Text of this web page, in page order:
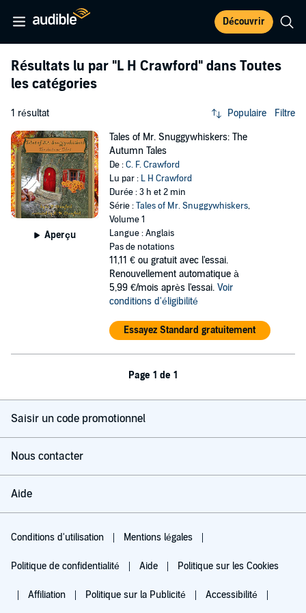
Découvrir
Résultats lu par "L H Crawford" dans Toutes
les catégories
1 résultat Populaire Filtre
Aperçu
Tales of Mr. Snuggywhiskers: The
Autumn Tales
De :C. F. Crawford
Lu par : L H Crawford
Durée : 3 h et 2 min
Série :Tales of Mr. Snuggywhiskers,
Volume 1
Langue : Anglais
Pas de notations
11,11 € ou gratuit avec l'essai.
Renouvellement automatique à
5,99 €/mois après l'essai. Voir
conditions d'éligibilité
Essayez Standard gratuitement
Page 1 de 1
Saisir un code promotionnel
Nous contacter
Aide
Conditions d'utilisation Mentions légales
Politique de confidentialité Aide Politique sur les Cookies
Affiliation Politique sur la Publicité Accessibilité